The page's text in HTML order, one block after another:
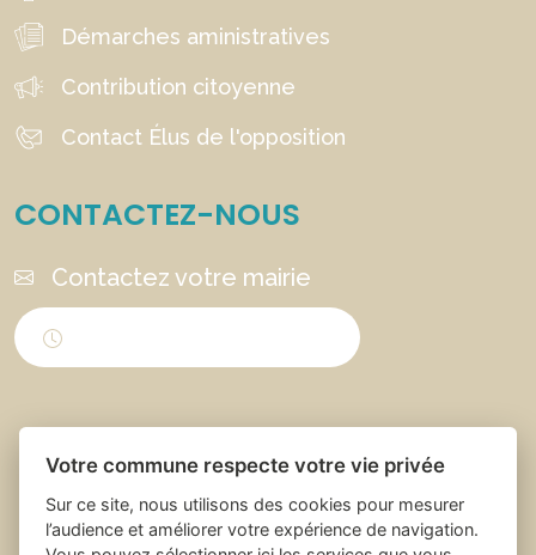
Démarches aministratives
Contribution citoyenne
Contact Élus de l'opposition
CONTACTEZ-NOUS
Contactez votre mairie
Votre commune respecte votre vie privée
Sur ce site, nous utilisons des cookies pour mesurer
l’audience et améliorer votre expérience de navigation.